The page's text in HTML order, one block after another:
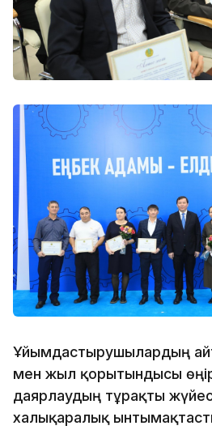
Ұйымдастырушылардың
мен жыл қорытындысы
даярлаудың тұрақты
халықаралық